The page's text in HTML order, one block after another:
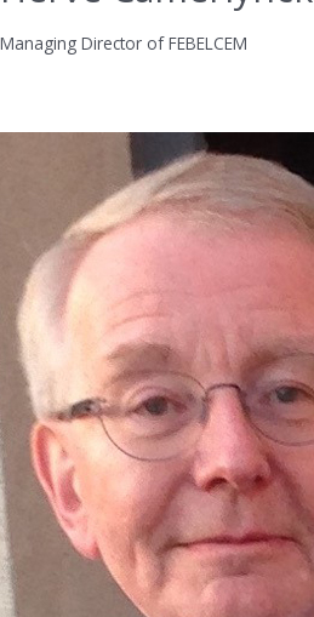
Managing Director of FEBELCEM